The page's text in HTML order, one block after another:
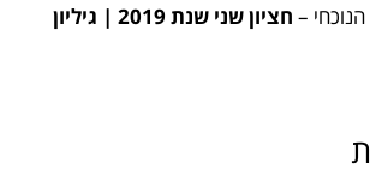
חציון שני שנת 2019 | גיליון